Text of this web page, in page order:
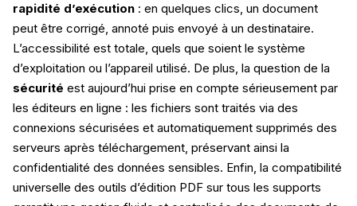
rapidité d’exécution : en quelques clics, un document
peut être corrigé, annoté puis envoyé à un destinataire.
L’accessibilité est totale, quels que soient le système
d’exploitation ou l’appareil utilisé. De plus, la question de la
sécurité est aujourd’hui prise en compte sérieusement par
les éditeurs en ligne : les fichiers sont traités via des
connexions sécurisées et automatiquement supprimés des
serveurs après téléchargement, préservant ainsi la
confidentialité des données sensibles. Enfin, la compatibilité
universelle des outils d’édition PDF sur tous les supports